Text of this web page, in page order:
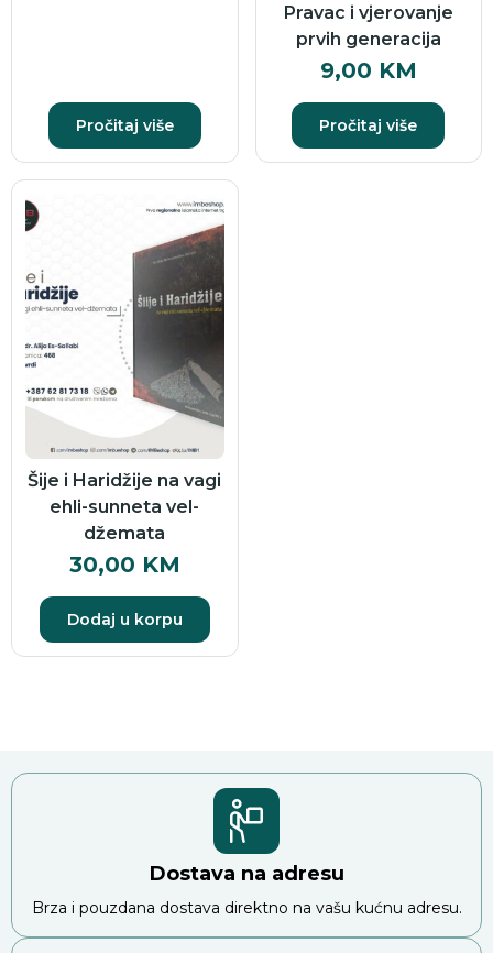
Pročitaj više
Pravac i vjerovanje
prvih generacija
9,00 KM
Pročitaj više
Šije i Haridžije na vagi
ehli-sunneta vel-
džemata
30,00 KM
Dodaj u korpu
Dostava na adresu
Brza i pouzdana dostava direktno na vašu kućnu adresu.